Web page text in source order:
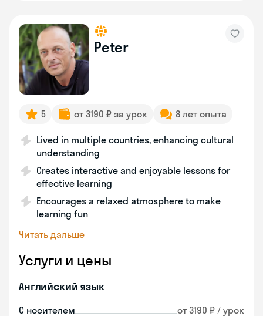
Peter
5 от 3190 ₽ за урок 8 лет опыта
Lived in multiple countries, enhancing cultural
understanding
Creates interactive and enjoyable lessons for
effective learning
Encourages a relaxed atmosphere to make
learning fun
Читать дальше
Услуги и цены
Английский язык
С носителем от 3190 ₽ / урок